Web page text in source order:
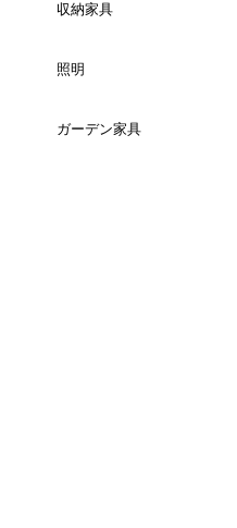
ラウンジチェア
2人掛け
3人掛け
シングルサイズ
セミダブルサイズ
ダブルサイズ
収納家具
チェスト
ＴＶボード
照明
テーブルライト
ガーデン家具